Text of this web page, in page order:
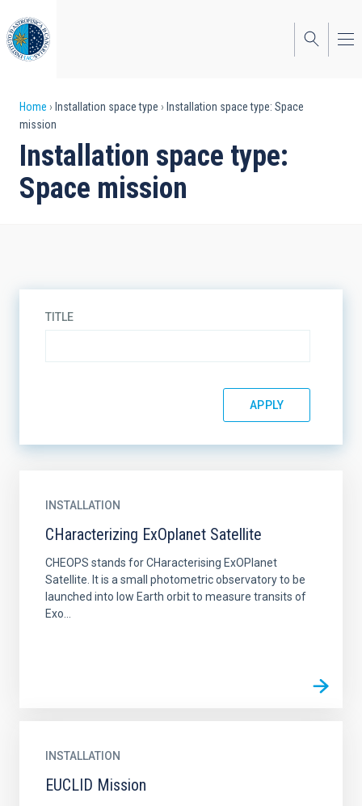
to
main
content
Breadcrumb
Home Installation space type
Installation space type: Space
mission
Installation space type:
Space mission
TITLE
INSTALLATION
CHaracterizing ExOplanet Satellite
CHEOPS stands for CHaracterising ExOPlanet
Satellite. It is a small photometric observatory to be
launched into low Earth orbit to measure transits of
Exo...
INSTALLATION
EUCLID Mission